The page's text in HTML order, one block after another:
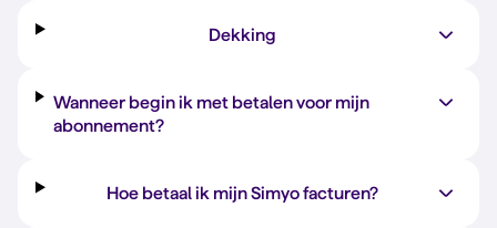
Dekking
Wanneer begin ik met betalen voor mijn
abonnement?
Hoe betaal ik mijn Simyo facturen?